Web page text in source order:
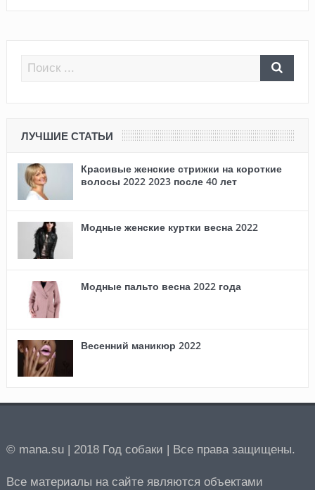
ЛУЧШИЕ СТАТЬИ
Красивые женские стрижки на короткие
волосы 2022 2023 после 40 лет
Модные женские куртки весна 2022
Модные пальто весна 2022 года
Весенний маникюр 2022
© mana.su | 2018 Год собаки | Все права защищены.
Все материалы на сайте являются объектами